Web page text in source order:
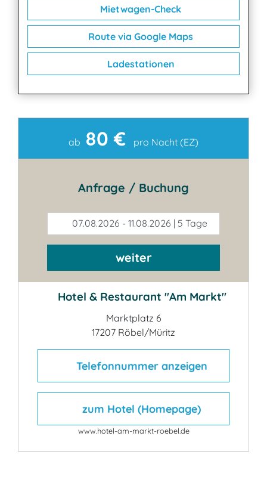
Mietwagen-Check
Route via Google Maps
Ladestationen
Kontakt
ab 80 € pro Nacht (EZ)
Anfrage / Buchung
07.08.2026 - 11.08.2026 | 5 Tage
weiter
Hotel & Restaurant "Am Markt"
Marktplatz 6
17207 Röbel/Müritz
Telefonnummer anzeigen
zum Hotel (Homepage)
www.hotel-am-markt-roebel.de